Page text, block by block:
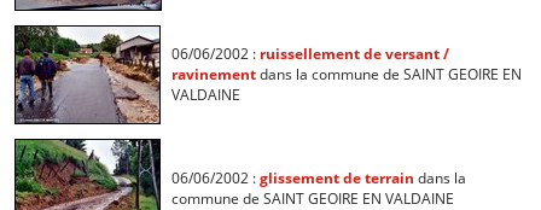
06/06/2002 : ruissellement de versant /
ravinementdans la commune de SAINT GEOIRE EN
VALDAINE
06/06/2002 :glissement de terrain dans la
commune de SAINT GEOIRE EN VALDAINE